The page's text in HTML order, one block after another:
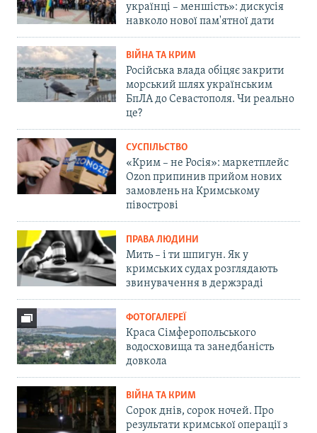
українці – меншість»: дискусія
навколо нової пам'ятної дати
ВІЙНА ТА КРИМ
Російська влада обіцяє закрити
морський шлях українським
БпЛА до Севастополя. Чи реально
це?
СУСПІЛЬСТВО
«Крим – не Росія»: маркетплейс
Ozon припинив прийом нових
замовлень на Кримському
півострові
ПРАВА ЛЮДИНИ
Мить – і ти шпигун. Як у
кримських судах розглядають
звинувачення в держзраді
ФОТОГАЛЕРЕЇ
Краса Сімферопольського
водосховища та занедбаність
довкола
ВІЙНА ТА КРИМ
Сорок днів, сорок ночей. Про
результати кримської операції з